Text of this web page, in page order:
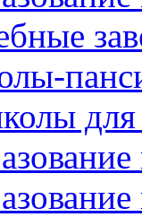
для